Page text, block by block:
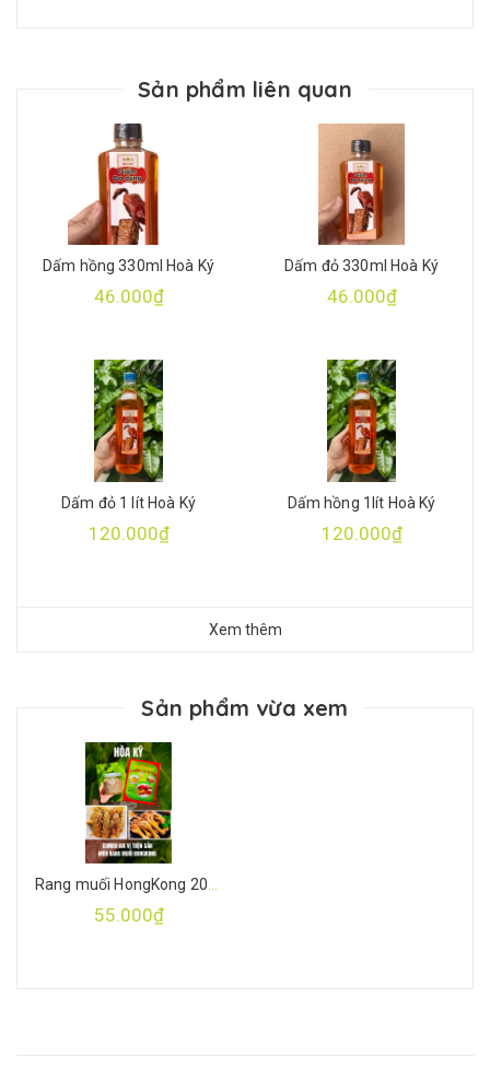
Sản phẩm liên quan
Dấm hồng 330ml Hoà Ký
46.000₫
Dấm đỏ 330ml Hoà Ký
46.000₫
Dấm đỏ 1 lít Hoà Ký
120.000₫
Dấm hồng 1lít Hoà Ký
120.000₫
Xem thêm
Sản phẩm vừa xem
55.000₫